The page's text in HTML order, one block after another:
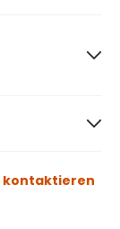
kontaktieren